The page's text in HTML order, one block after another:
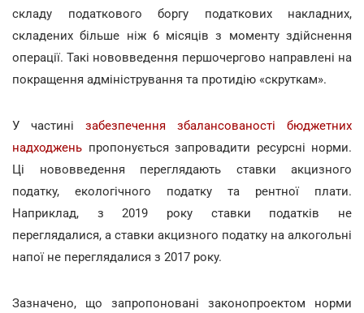
складу податкового боргу податкових накладних,
складених більше ніж 6 місяців з моменту здійснення
операції. Такі нововведення першочергово направлені на
покращення адміністрування та протидію «скруткам».
У частині забезпечення збалансованості бюджетних
надходжень пропонується запровадити ресурсні норми.
Ці нововведення переглядають ставки акцизного
податку, екологічного податку та рентної плати.
Наприклад, з 2019 року ставки податків не
переглядалися, а ставки акцизного податку на алкогольні
напої не переглядалися з 2017 року.
Зазначено, що запропоновані законопроектом норми